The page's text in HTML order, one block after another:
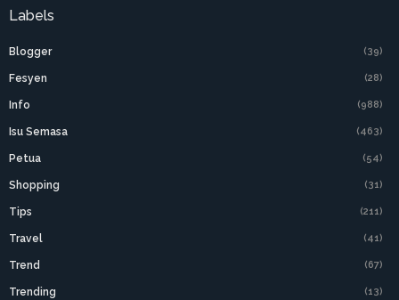
Labels
Blogger (39)
Fesyen (28)
Info (988)
Isu Semasa (463)
Petua (54)
Shopping (31)
Tips (211)
Travel (41)
Trend (67)
Trending (13)